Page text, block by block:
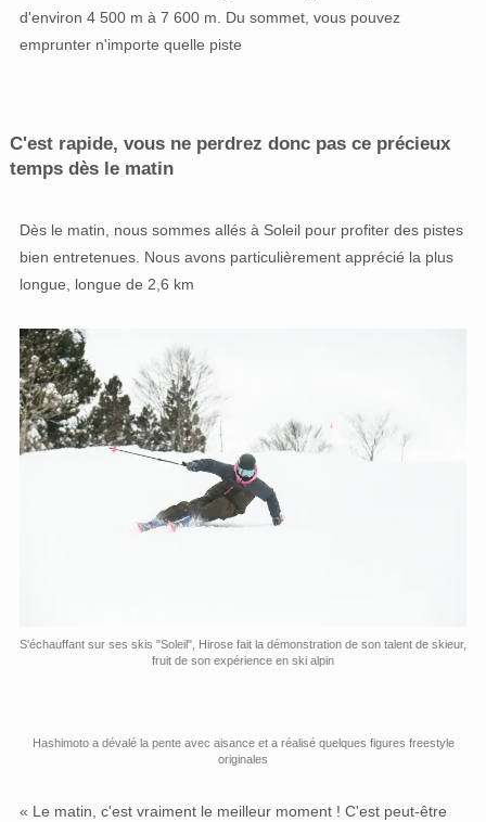
d'environ 4 500 m à 7 600 m. Du sommet, vous pouvez
emprunter n'importe quelle piste
C'est rapide, vous ne perdrez donc pas ce précieux
temps dès le matin
Dès le matin, nous sommes allés à Soleil pour profiter des pistes
bien entretenues. Nous avons particulièrement apprécié la plus
longue, longue de 2,6 km
S'échauffant sur ses skis "Soleil", Hirose fait la démonstration de son talent de skieur,
fruit de son expérience en ski alpin
Hashimoto a dévalé la pente avec aisance et a réalisé quelques figures freestyle
originales
« Le matin, c'est vraiment le meilleur moment ! C'est peut-être